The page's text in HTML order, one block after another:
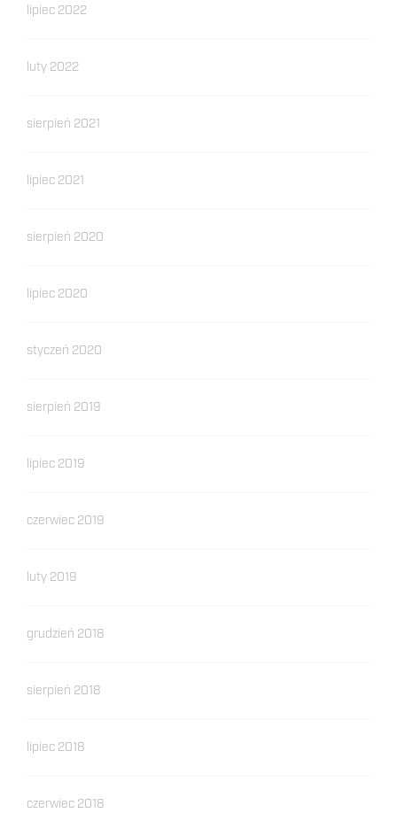
lipiec 2022
luty 2022
sierpień 2021
lipiec 2021
sierpień 2020
lipiec 2020
styczeń 2020
sierpień 2019
lipiec 2019
czerwiec 2019
luty 2019
grudzień 2018
sierpień 2018
lipiec 2018
czerwiec 2018